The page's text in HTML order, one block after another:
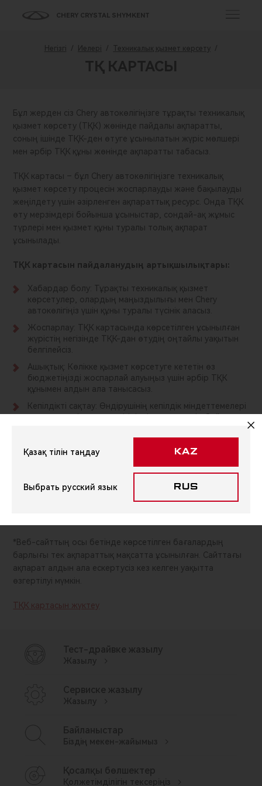
CHERY CRYSTAL SHYMKENT
Негізгі / Иелері / Техникалық қызмет көрсету /
ТҚ КАРТАСЫ
Бұл жерден сіз Chery автокөлігіңізге тұрақты техникалық
қызмет көрсету (ТҚК) жөнінде пайдалы ақпаратты,
соның ішінде ТҚК-ден өтуге ұсынылатын жүріс мөлшері
мен әрбір ТҚК құны жөнінде ақпаратты табасыз.
ТҚК картасы – бұл Chery автокөлігіңізге техникалық
қызмет көрсету процесін жоспарлауды және бақылауды
жеңілдету үшін әзірленген ақпараттық ресурс. Онда ТҚК
өту мерзімдері бойынша ұсыныстар, сондай-ақ жұмыс
түрлері мен қызмет құны туралы толық ақпарат
ұсынылады.
ТҚК картасын пайдаланудың артықшылықтары:
Хабардар болу: Тұрақты техникалық қызмет
көрсетулер, олардың маңыздылығы мен Chery
автокөлігіңіз үшін құны туралы түсінік аласыз.
Жоспарлау: ТҚК картасында көрсетілген ұсынылған
жүрістің негізінде ТҚК-дан өтудің оңтайлы уақытын
белгілейсіз.
Ашықтық: Көлікке қызмет көрсетуге кететін өз
бюджетіңізді жоспарлай алуыңыз үшін әрбір ТҚК
құнымен алдын ала танысасыз.
Кепілдікті сақтау: Өндірушінің кепілдік міндеттемелері
сақталуы үшін және көлігіңіздің ұзақ мерзім бойы
ТҚК картасы техникалық қызмет көрсетуден өткен кезде
иелеріне өз көлігіне қызмет көрсетуді бақылауға және
жоспарлауға көмектесетін ақпараттық нұсқаулық ретінде
*Веб-сайттың осы бетінде көрсетілген бағалардың
барлығы тек ақпараттық мақсатта ұсынылған. Сайттағы
ақпарат алдын ала ескертусіз кез келген уақытта
өзгертілуі мүмкін.
ТҚК картасын жүктеу
Тест-драйвке жазылу
Жазылу
Сервиске жазылу
Жазылу
Байланыстар
Біздің мекен-жайымыз
Қосалқы бөлшектер
Қолжетімділігін тексеріңіз
Қазақ тілін таңдау KAZ
Выбрать русский язык RUS